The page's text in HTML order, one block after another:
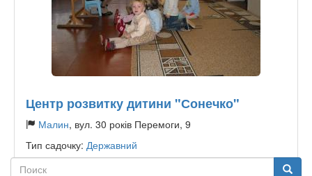
Центр розвитку дитини "Сонечко"
Малин, вул. 30 років Перемоги, 9
Тип садочку: Державний
Поиск
Поиск